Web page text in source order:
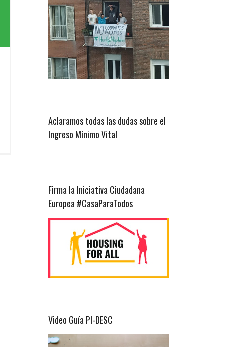
Aclaramos todas las dudas sobre el
Ingreso Mínimo Vital
Firma la Iniciativa Ciudadana
Europea #CasaParaTodos
Video Guía PI-DESC